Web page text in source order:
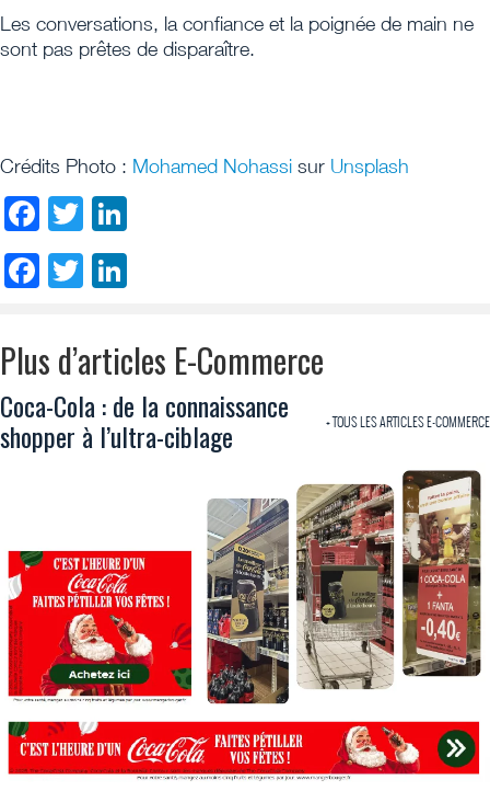
Les conversations, la confiance et la poignée de main ne
sont pas prêtes de disparaître.
Crédits Photo : Mohamed Nohassi sur Unsplash
Facebook
Twitter
Facebook
Twitter
Plus d’articles E-Commerce
+ TOUS LES ARTICLES E-COMMERCE
Coca-Cola : de la connaissance
shopper à l’ultra-ciblage